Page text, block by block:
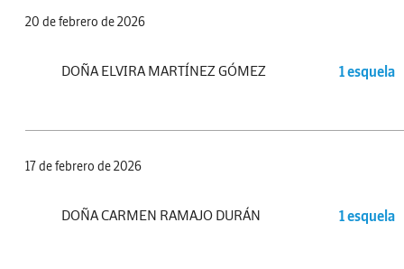
20 de febrero de 2026
DOÑA ELVIRA MARTÍNEZ GÓMEZ 1 esquela
17 de febrero de 2026
DOÑA CARMEN RAMAJO DURÁN 1 esquela